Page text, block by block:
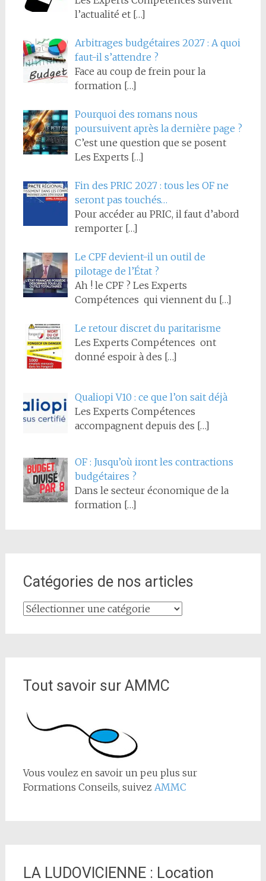
l’actualité et […]
Arbitrages budgétaires 2027 : A quoi
faut-il s’attendre ?
Face au coup de frein pour la
formation […]
Pourquoi des romans nous
poursuivent après la dernière page ?
C’est une question que se posent
Les Experts […]
Fin des PRIC 2027 : tous les OF ne
seront pas touchés…
Pour accéder au PRIC, il faut d’abord
remporter […]
Le CPF devient-il un outil de
pilotage de l’État ?
Ah ! le CPF ? Les Experts
Compétences qui viennent du […]
Le retour discret du paritarisme
Les Experts Compétences ont
donné espoir à des […]
Qualiopi V10 : ce que l’on sait déjà
Les Experts Compétences
accompagnent depuis des […]
OF : Jusqu’où iront les contractions
budgétaires ?
Dans le secteur économique de la
formation […]
Catégories de nos articles
Catégories
Tout savoir sur AMMC
Vous voulez en savoir un peu plus sur
Formations Conseils, suivez AMMC
LA LUDOVICIENNE : Location